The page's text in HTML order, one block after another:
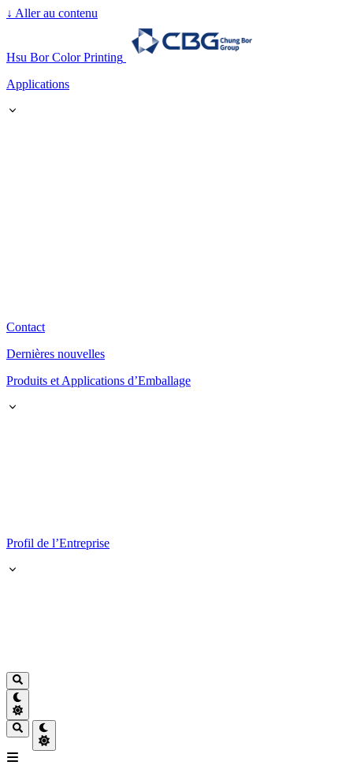
↓ Aller au contenu
Hsu Bor Color Printing
Applications
Contact
Dernières nouvelles
Produits et Applications d’Emballage
Profil de l’Entreprise